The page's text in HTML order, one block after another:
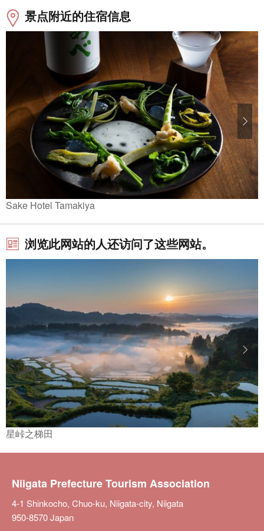
景点附近的住宿信息
Sake Hotel Tamakiya
浏览此网站的人还访问了这些网站。
星峠之梯田
Niigata Prefecture Tourism Association
4-1 Shinkocho, Chuo-ku, Niigata-city, Niigata
950-8570 Japan